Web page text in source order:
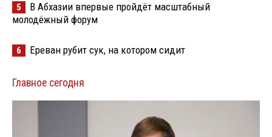
5
В Абхазии впервые пройдёт масштабный
молодёжный форум
6 Ереван рубит сук, на котором сидит
Главное сегодня